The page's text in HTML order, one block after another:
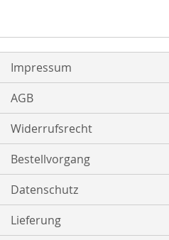
Impressum
AGB
Widerrufsrecht
Bestellvorgang
Datenschutz
Lieferung